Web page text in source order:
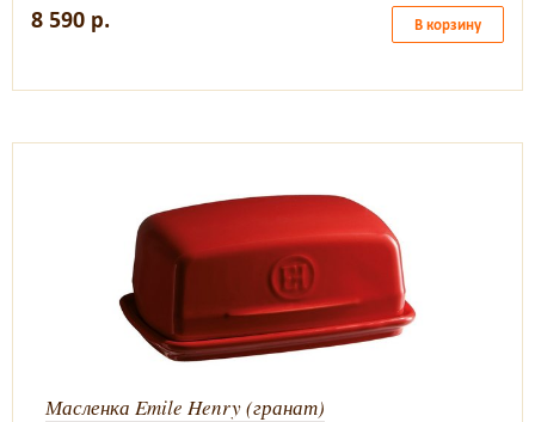
8 590 р. В корзину
Масленка Emile Henry (гранат)